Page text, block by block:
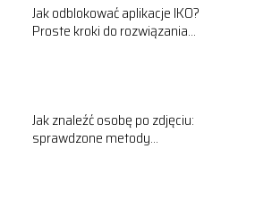
Jak odblokować aplikacje IKO?
Proste kroki do rozwiązania
Jak znaleźć osobę po zdjęciu:
sprawdzone metody